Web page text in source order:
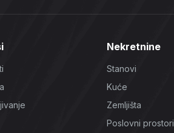
Nekretnine
Stanovi
Kuće
Zemljišta
Poslovni prostori